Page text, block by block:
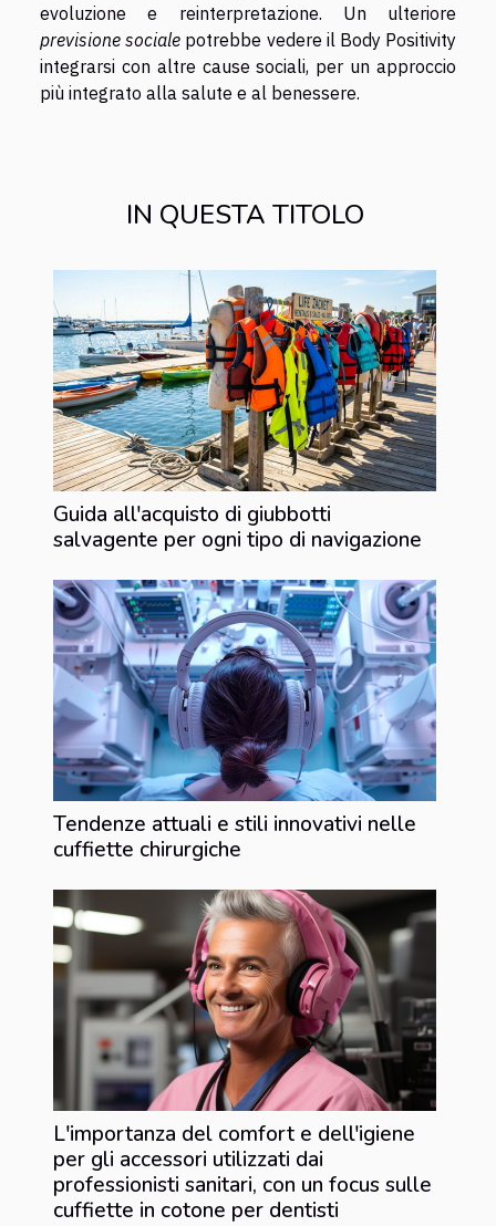
evoluzione e reinterpretazione. Un ulteriore
previsione sociale potrebbe vedere il Body Positivity
integrarsi con altre cause sociali, per un approccio
più integrato alla salute e al benessere.
IN QUESTA TITOLO
Guida all'acquisto di giubbotti
salvagente per ogni tipo di navigazione
Tendenze attuali e stili innovativi nelle
cuffiette chirurgiche
L'importanza del comfort e dell'igiene
per gli accessori utilizzati dai
professionisti sanitari, con un focus sulle
cuffiette in cotone per dentisti